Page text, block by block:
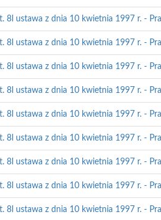
8l ustawa z dnia 10 kwietnia 1997 r. -
8l ustawa z dnia 10 kwietnia 1997 r. -
8l ustawa z dnia 10 kwietnia 1997 r. -
8l ustawa z dnia 10 kwietnia 1997 r. -
8l ustawa z dnia 10 kwietnia 1997 r. -
8l ustawa z dnia 10 kwietnia 1997 r. -
8l ustawa z dnia 10 kwietnia 1997 r. -
8l ustawa z dnia 10 kwietnia 1997 r. -
8l ustawa z dnia 10 kwietnia 1997 r. -